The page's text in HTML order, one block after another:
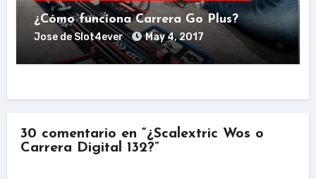
¿Cómo funciona Carrera Go Plus?
Jose de Slot4ever May 4, 2017
30 comentario en “¿Scalextric Wos o
Carrera Digital 132?”